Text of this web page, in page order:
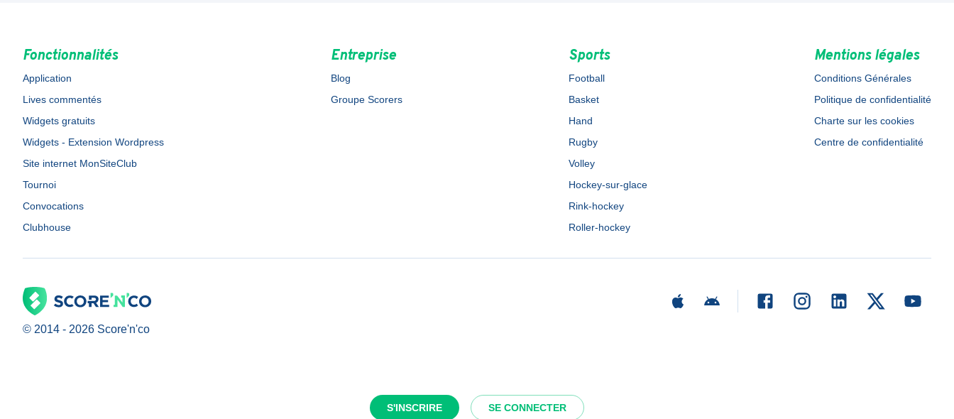
S'INSCRIRE SE CONNECTER
Fonctionnalités
Application
Lives commentés
Widgets gratuits
Widgets - Extension Wordpress
Site internet MonSiteClub
Tournoi
Convocations
Clubhouse
Entreprise
Blog
Groupe Scorers
Sports
Football
Basket
Hand
Rugby
Volley
Hockey-sur-glace
Rink-hockey
Roller-hockey
Mentions légales
Conditions Générales
Politique de confidentialité
Charte sur les cookies
Centre de confidentialité
© 2014 - 2026 Score'n'co